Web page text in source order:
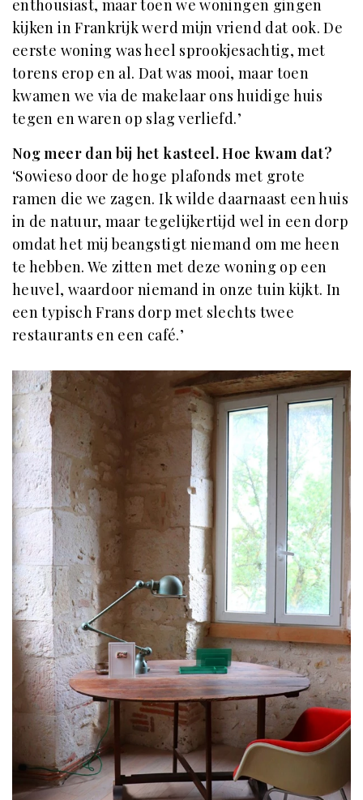
enthousiast, maar toen we woningen gingen
kijken in Frankrijk werd mijn vriend dat ook. De
eerste woning was heel sprookjesachtig, met
torens erop en al. Dat was mooi, maar toen
kwamen we via de makelaar ons huidige huis
tegen en waren op slag verliefd.’
Nog meer dan bij het kasteel. Hoe kwam dat?
‘Sowieso door de hoge plafonds met grote
ramen die we zagen. Ik wilde daarnaast een huis
in de natuur, maar tegelijkertijd wel in een dorp
omdat het mij beangstigt niemand om me heen
te hebben. We zitten met deze woning op een
heuvel, waardoor niemand in onze tuin kijkt. In
een typisch Frans dorp met slechts twee
restaurants en een café.’